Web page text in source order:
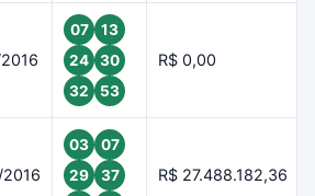
07
13
24
30
32
53
R$ 0,00
03
07
29
37
R$ 27.488.182,36